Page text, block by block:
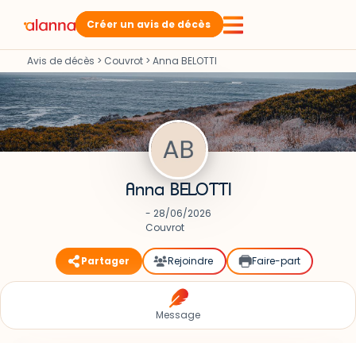
Créer un avis de décès
Avis de décès > Couvrot > Anna BELOTTI
Anna BELOTTI
- 28/06/2026
Couvrot
Partager Rejoindre Faire-part
Message